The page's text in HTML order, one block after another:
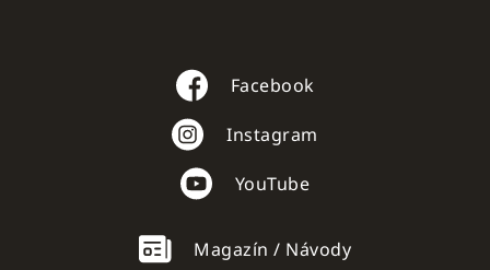
Facebook
Instagram
YouTube
Magazín / Návody